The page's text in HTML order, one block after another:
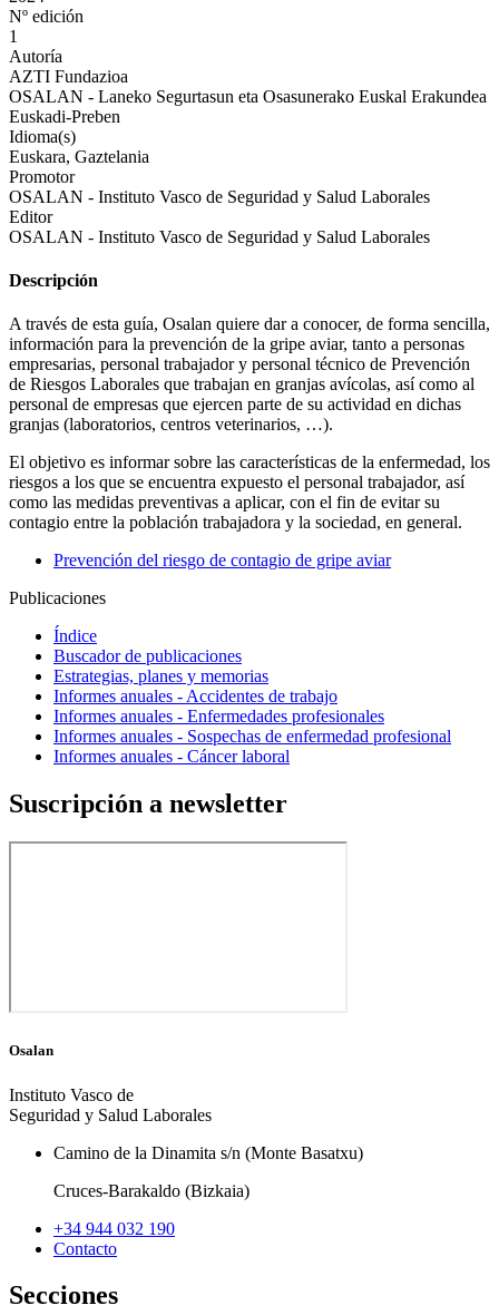
Nº edición
1
Autoría
AZTI Fundazioa
OSALAN - Laneko Segurtasun eta Osasunerako Euskal Erakundea
Euskadi-Preben
Idioma(s)
Euskara, Gaztelania
Promotor
OSALAN - Instituto Vasco de Seguridad y Salud Laborales
Editor
OSALAN - Instituto Vasco de Seguridad y Salud Laborales
Descripción
A través de esta guía, Osalan quiere dar a conocer, de forma sencilla,
información para la prevención de la gripe aviar, tanto a personas
empresarias, personal trabajador y personal técnico de Prevención
de Riesgos Laborales que trabajan en granjas avícolas, así como al
personal de empresas que ejercen parte de su actividad en dichas
granjas (laboratorios, centros veterinarios, …).
El objetivo es informar sobre las características de la enfermedad, los
riesgos a los que se encuentra expuesto el personal trabajador, así
como las medidas preventivas a aplicar, con el fin de evitar su
contagio entre la población trabajadora y la sociedad, en general.
Prevención del riesgo de contagio de gripe aviar
Publicaciones
Índice
Buscador de publicaciones
Estrategias, planes y memorias
Informes anuales - Accidentes de trabajo
Informes anuales - Enfermedades profesionales
Informes anuales - Sospechas de enfermedad profesional
Informes anuales - Cáncer laboral
Suscripción a newsletter
Osalan
Instituto Vasco de
Seguridad y Salud Laborales
Camino de la Dinamita s/n (Monte Basatxu)
Cruces-Barakaldo (Bizkaia)
+34 944 032 190
Contacto
Secciones